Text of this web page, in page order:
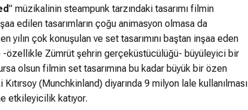
” müzikalinin steampunk tarzındaki tasarımı filmin
edilen tasarımların çoğu animasyon olmasa da
yılın çok konuşulan ve set tasarımını baştan inşaa eden
-özellikle Zümrüt şehrin gerçeküstücülüğü- büyüleyici bir
olsun filmin set tasarımına bu kadar büyük bir özen
(Munchkinland) diyarında 9 milyon lale kullanılması
etkileyicilik katıyor.